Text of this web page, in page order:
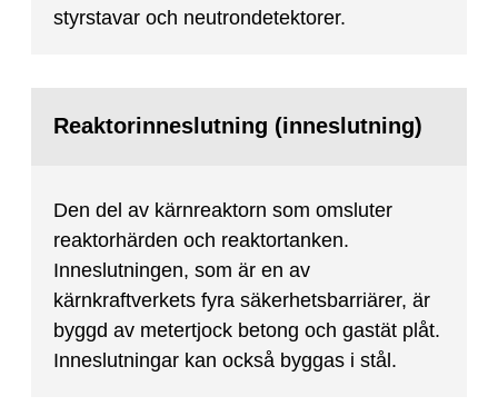
styrstavar och neutrondetektorer.
Reaktorinneslutning (inneslutning)
Den del av kärnreaktorn som omsluter
reaktorhärden och reaktortanken.
Inneslutningen, som är en av
kärnkraftverkets fyra säkerhetsbarriärer, är
byggd av metertjock betong och gastät plåt.
Inneslutningar kan också byggas i stål.